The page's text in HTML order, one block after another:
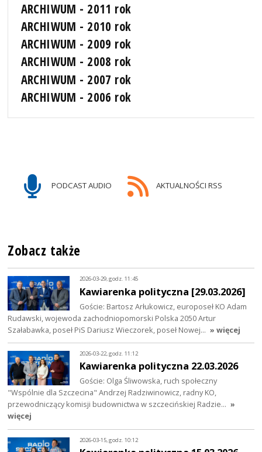
ARCHIWUM - 2011 rok
ARCHIWUM - 2010 rok
ARCHIWUM - 2009 rok
ARCHIWUM - 2008 rok
ARCHIWUM - 2007 rok
ARCHIWUM - 2006 rok
PODCAST AUDIO AKTUALNOŚCI RSS
Zobacz także
2026-03-29, godz. 11:45
Kawiarenka polityczna [29.03.2026]
Goście: Bartosz Arłukowicz, europoseł KO Adam
Rudawski, wojewoda zachodniopomorski Polska 2050 Artur
Szałabawka, poseł PiS Dariusz Wieczorek, poseł Nowej… » więcej
2026-03-22, godz. 11:12
Kawiarenka polityczna 22.03.2026
Goście: Olga Śliwowska, ruch społeczny
"Wspólnie dla Szczecina" Andrzej Radziwinowicz, radny KO,
przewodniczący komisji budownictwa w szczecińskiej Radzie… »
więcej
2026-03-15, godz. 10:12